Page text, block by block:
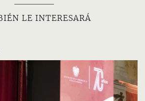
LE INTERESARÁ